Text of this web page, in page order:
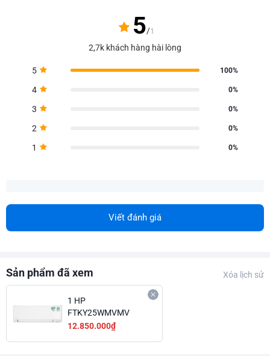
5/1
2,7k khách hàng hài lòng
5 100%
4 0%
3 0%
2 0%
1 0%
Viết đánh giá
Sản phẩm đã xem Xóa lịch sử
1 HP
FTKY25WMVMV
12.850.000₫